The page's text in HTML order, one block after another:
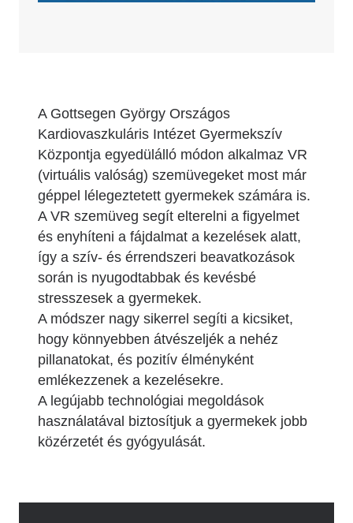
A Gottsegen György Országos
Kardiovaszkuláris Intézet Gyermekszív
Központja egyedülálló módon alkalmaz VR
(virtuális valóság) szemüvegeket most már
géppel lélegeztetett gyermekek számára is.
A VR szemüveg segít elterelni a figyelmet
és enyhíteni a fájdalmat a kezelések alatt,
így a szív- és érrendszeri beavatkozások
során is nyugodtabbak és kevésbé
stresszesek a gyermekek.
A módszer nagy sikerrel segíti a kicsiket,
hogy könnyebben átvészeljék a nehéz
pillanatokat, és pozitív élményként
emlékezzenek a kezelésekre.
A legújabb technológiai megoldások
használatával biztosítjuk a gyermekek jobb
közérzetét és gyógyulását.